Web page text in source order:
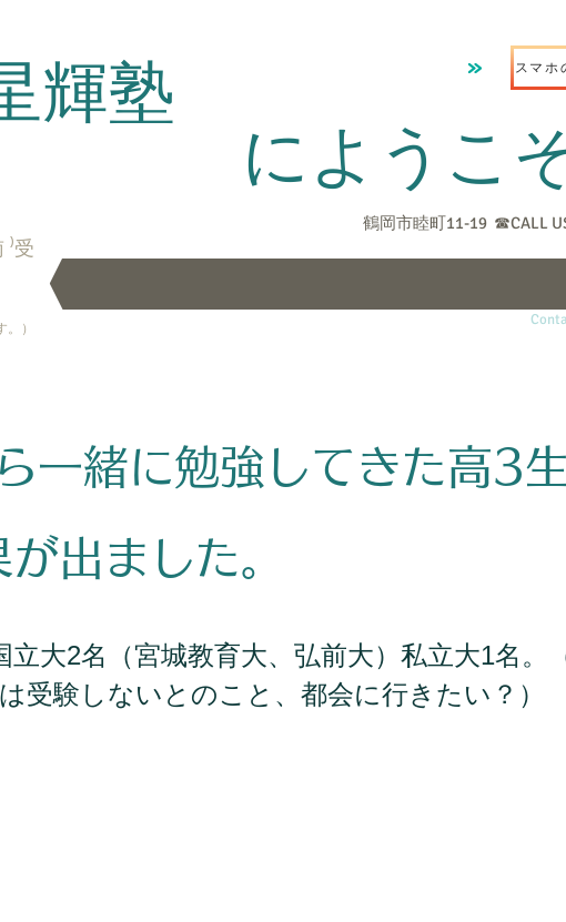
輝塾
ようこ
スマホ
鶴岡市睦町11-19 ☎CALL
受
）
緒に勉強してきた高3
出ました。
立大2名（宮城教育大、弘前大）私立大1名。
受験しないとのこと、都会に行きたい？）